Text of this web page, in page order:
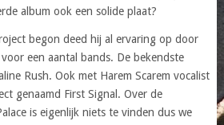
album ook een solide plaat?
begon deed hij al ervaring op door
een aantal bands. De bekendste
Rush. Ook met Harem Scarem vocalist
genaamd First Signal. Over de
is eigenlijk niets te vinden dus we